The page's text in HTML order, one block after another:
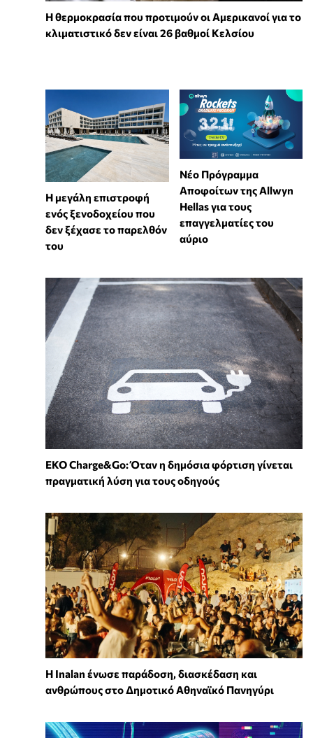
Η θερμοκρασία που προτιμούν οι Αμερικανοί για το
κλιματιστικό δεν είναι 26 βαθμοί Κελσίου
Η μεγάλη επιστροφή
ενός ξενοδοχείου που
δεν ξέχασε το παρελθόν
του
Νέο Πρόγραμμα
Αποφοίτων της Allwyn
Hellas για τους
επαγγελματίες του
αύριο
EKO Charge&Go: Όταν η δημόσια φόρτιση γίνεται
πραγματική λύση για τους οδηγούς
Η Inalan ένωσε παράδοση, διασκέδαση και
ανθρώπους στο Δημοτικό Αθηναϊκό Πανηγύρι